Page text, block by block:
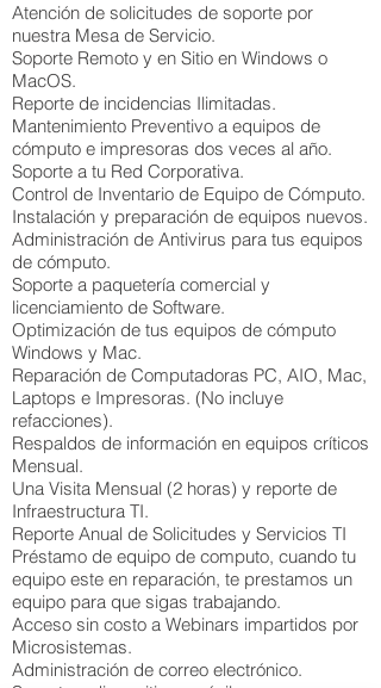
Atención de solicitudes de soporte por
nuestra Mesa de Servicio.
Soporte Remoto y en Sitio en Windows o
MacOS.
Reporte de incidencias Ilimitadas.
Mantenimiento Preventivo a equipos de
cómputo e impresoras dos veces al año.
Soporte a tu Red Corporativa.
Control de Inventario de Equipo de Cómputo.
Instalación y preparación de equipos nuevos.
Administración de Antivirus para tus equipos
de cómputo.
Soporte a paquetería comercial y
licenciamiento de Software.
Optimización de tus equipos de cómputo
Windows y Mac.
Reparación de Computadoras PC, AIO, Mac,
Laptops e Impresoras. (No incluye
refacciones).
Respaldos de información en equipos críticos
Mensual.
Una Visita Mensual (2 horas) y reporte de
Infraestructura TI.
Reporte Anual de Solicitudes y Servicios TI
Préstamo de equipo de computo, cuando tu
equipo este en reparación, te prestamos un
equipo para que sigas trabajando.
Acceso sin costo a Webinars impartidos por
Microsistemas.
Administración de correo electrónico.